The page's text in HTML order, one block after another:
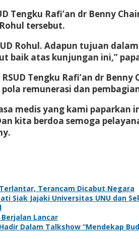
Tengku Rafi’an dr Benny
tersebut.
Rohul. Adapun tujuan
baik atas kunjungan ini,”
Tengku Rafi’an dr
remunerasi dan
medis yang kami
kita berdoa semoga
Terancam Dicabut Negara
Siak Jajaki Universitas UNU dan
Lancar
Dalam Talkshow “Mendekap